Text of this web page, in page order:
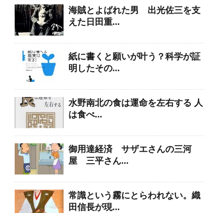
海賊とよばれた男 出光佐三を支
えた日田重...
紙に書くと願いが叶う？科学が証
明したその...
水野南北の食は運命を左右する 人
は食べ...
御用達経済 サザエさんの三河
屋 三平さん...
常識という霧にとらわれない。織
田信長が現...